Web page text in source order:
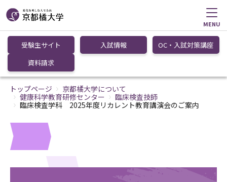
MENU
受験生サイト 入試情報
OC・入試対策講座
資料請求
トップページ
京都橘大学について
健康科学教育研修センター
臨床検査技師
臨床検査学科 2025年度リカレント教育講演会のご案内